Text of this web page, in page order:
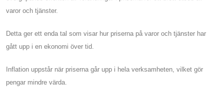
varor och tjänster.
Detta ger ett enda tal som visar hur priserna på varor och tjänster har
gått upp i en ekonomi över tid.
Inflation uppstår när priserna går upp i hela verksamheten, vilket gör
pengar mindre värda.